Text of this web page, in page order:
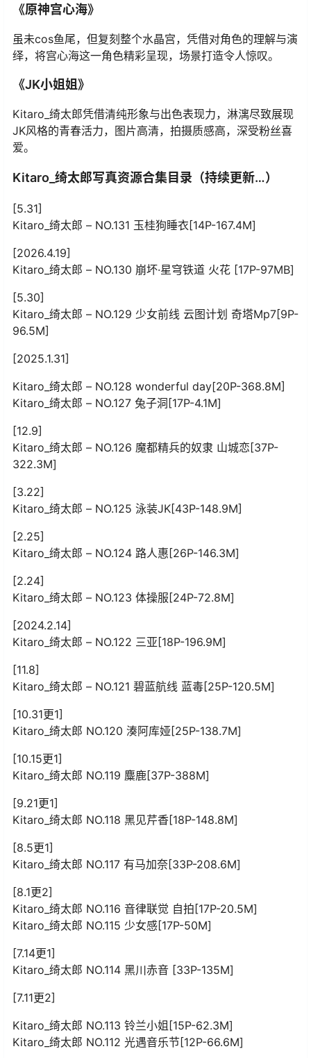
《原神宫心海》
虽未cos鱼尾，但复刻整个水晶宫，凭借对角色的理解与演
绎，将宫心海这一角色精彩呈现，场景打造令人惊叹。
《JK小姐姐》
Kitaro_绮太郎凭借清纯形象与出色表现力，淋漓尽致展现
JK风格的青春活力，图片高清，拍摄质感高，深受粉丝喜
爱。
Kitaro_绮太郎写真资源合集目录（持续更新…）
[5.31]
Kitaro_绮太郎 – NO.131 玉桂狗睡衣[14P-167.4M]
[2026.4.19]
Kitaro_绮太郎 – NO.130 崩坏·星穹铁道 火花 [17P-97MB]
[5.30]
Kitaro_绮太郎 – NO.129 少女前线 云图计划 奇塔Mp7[9P-
96.5M]
[2025.1.31]
Kitaro_绮太郎 – NO.128 wonderful day[20P-368.8M]
Kitaro_绮太郎 – NO.127 兔子洞[17P-4.1M]
[12.9]
Kitaro_绮太郎 – NO.126 魔都精兵的奴隶 山城恋[37P-
322.3M]
[3.22]
Kitaro_绮太郎 – NO.125 泳装JK[43P-148.9M]
[2.25]
Kitaro_绮太郎 – NO.124 路人惠[26P-146.3M]
[2.24]
Kitaro_绮太郎 – NO.123 体操服[24P-72.8M]
[2024.2.14]
Kitaro_绮太郎 – NO.122 三亚[18P-196.9M]
[11.8]
Kitaro_绮太郎 – NO.121 碧蓝航线 蓝毒[25P-120.5M]
[10.31更1]
Kitaro_绮太郎 NO.120 湊阿库娅[25P-138.7M]
[10.15更1]
Kitaro_绮太郎 NO.119 麋鹿[37P-388M]
[9.21更1]
Kitaro_绮太郎 NO.118 黑见芹香[18P-148.8M]
[8.5更1]
Kitaro_绮太郎 NO.117 有马加奈[33P-208.6M]
[8.1更2]
Kitaro_绮太郎 NO.116 音律联觉 自拍[17P-20.5M]
Kitaro_绮太郎 NO.115 少女感[17P-50M]
[7.14更1]
Kitaro_绮太郎 NO.114 黑川赤音 [33P-135M]
[7.11更2]
Kitaro_绮太郎 NO.113 铃兰小姐[15P-62.3M]
Kitaro_绮太郎 NO.112 光遇音乐节[12P-66.6M]